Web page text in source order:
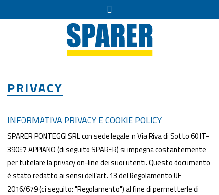
PRIVACY
INFORMATIVA PRIVACY E COOKIE POLICY
SPARER PONTEGGI SRL con sede legale in Via Riva di Sotto 60 IT-
39057 APPIANO (di seguito SPARER) si impegna costantemente
per tutelare la privacy on-line dei suoi utenti. Questo documento
è stato redatto ai sensi dell’art. 13 del Regolamento UE
2016/679 (di seguito: "Regolamento") al fine di permetterle di